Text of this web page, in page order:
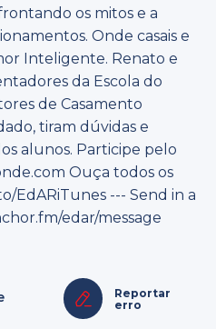
os mitos e a
Onde casais e
Inteligente. Renato e
da Escola do
de Casamento
tiram dúvidas e
alunos. Participe pelo
Ouça todos os
EdARiTunes --- Send in a
edar/message
Reportar
erro